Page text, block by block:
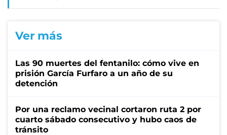
Ver más
Las 90 muertes del fentanilo: cómo vive en
prisión García Furfaro a un año de su
detención
Por una reclamo vecinal cortaron ruta 2 por
cuarto sábado consecutivo y hubo caos de
tránsito